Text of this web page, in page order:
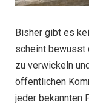
Bisher gibt es
scheint bewusst
zu verwickeln
öffentlichen
jeder bekannten